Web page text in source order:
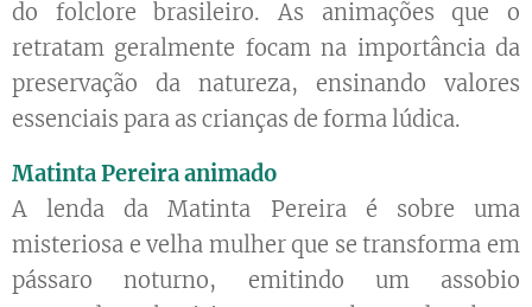
do folclore brasileiro. As animações que o
retratam geralmente focam na importância da
preservação da natureza, ensinando valores
essenciais para as crianças de forma lúdica.
Matinta Pereira animado
A lenda da Matinta Pereira é sobre uma
misteriosa e velha mulher que se transforma em
pássaro noturno, emitindo um assobio